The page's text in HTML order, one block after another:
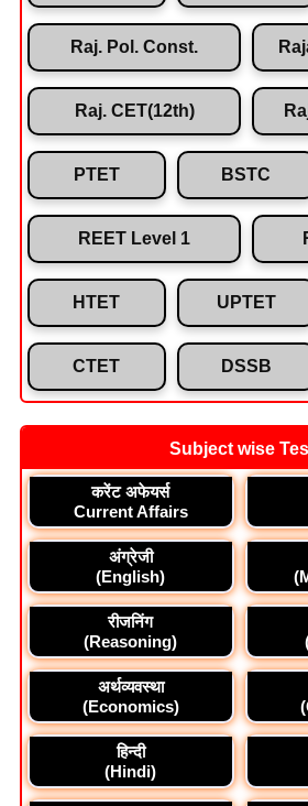
Raj. Pol. Const.
Raj. CET(12th)
PTET BSTC
REET Level 1
HTET UPTET
CTET DSSB
Subject wise
करेंट अफेयर्स
Current Affairs
अंग्रेजी
(English)
रीजनिंग
(Reasoning)
अर्थव्यवस्था
(Economics)
हिन्दी
(Hindi)